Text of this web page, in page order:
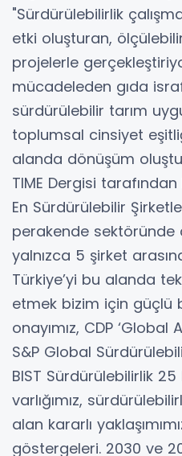
"Sürdürülebilirlik
etki oluşturan,
projelerle
mücadeleden gıda
sürdürülebilir tarım
toplumsal cinsiyet
alanda dönüşüm
TIME Dergisi tarafından
En Sürdürülebilir
perakende sektöründe
yalnızca 5 şirket
Türkiye’yi bu alanda
etmek bizim için güçlü
onayımız, CDP ‘Global
S&P Global
BIST Sürdürülebilirlik 25
varlığımız,
alan kararlı
göstergeleri. 2030 ve